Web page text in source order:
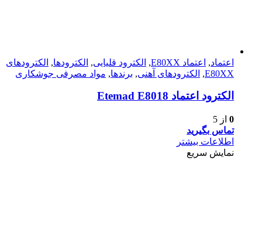
اعتماد, اعتماد E80XX , الکترود قلیایی, الکترودها, الکترود‌های
E80XX
, الکترود‌های آهنی, برندها, مواد مصرفی جوشکاری
الكترود اعتماد Etemad E8018
0 از 5
تماس بگیرید
اطلاعات بیشتر
نمایش سریع